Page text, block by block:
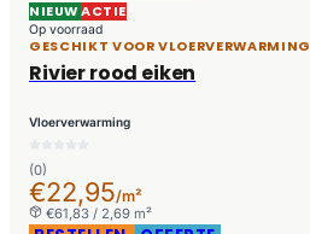
NIEUWACTIE
Op voorraad
GESCHIKT VOOR VLOERVERWARMING
Rivier rood eiken
Vloerverwarming
(0)
€22,95/m²
€61,83 / 2,69 m²